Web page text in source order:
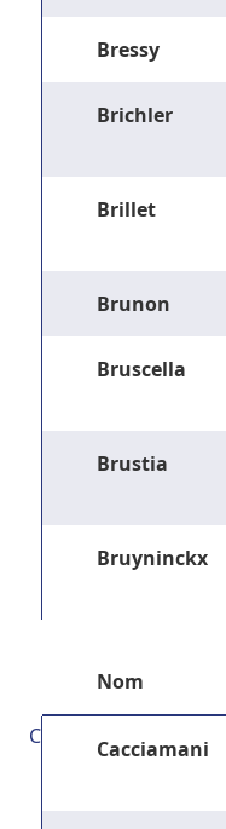
Bressy
Brichler
Brillet
Brunon
Bruscella
Brustia
Bruyninckx
Nom
C Cacciamani